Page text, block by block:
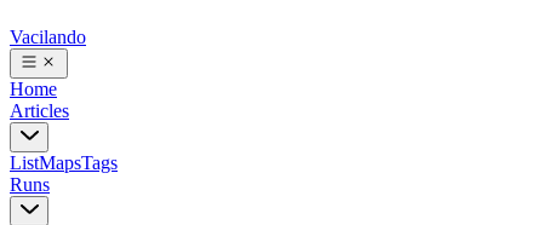
Vacilando
Home
Articles
ListMapsTags
Runs